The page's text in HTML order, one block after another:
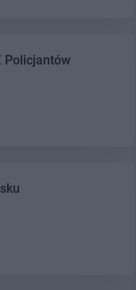
Policjantów